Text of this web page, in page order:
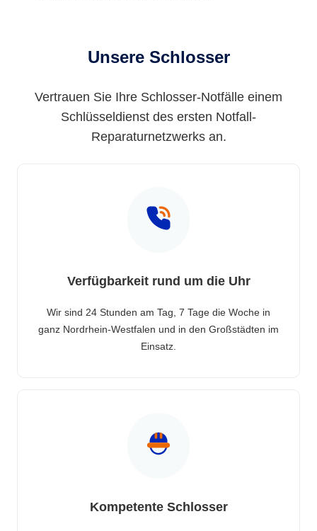
Unsere Schlosser
Vertrauen Sie Ihre Schlosser-Notfälle einem
Schlüsseldienst des ersten Notfall-
Reparaturnetzwerks an.
Verfügbarkeit rund um die Uhr
Wir sind 24 Stunden am Tag, 7 Tage die Woche in
ganz Nordrhein-Westfalen und in den Großstädten im
Einsatz.
Kompetente Schlosser